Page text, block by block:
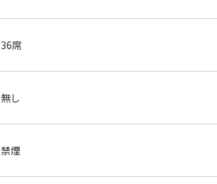
36席
無し
禁煙